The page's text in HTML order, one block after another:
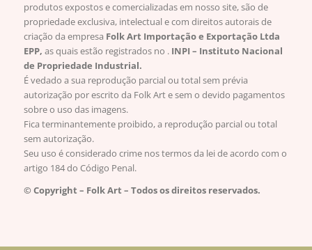
produtos expostos e comercializadas em nosso site, são de
propriedade exclusiva, intelectual e com direitos autorais de
criação da empresa Folk Art Importação e Exportação Ltda
EPP, as quais estão registrados no . INPI – Instituto Nacional
de Propriedade Industrial.
É vedado a sua reprodução parcial ou total sem prévia
autorização por escrito da Folk Art e sem o devido pagamentos
sobre o uso das imagens.
Fica terminantemente proibido, a reprodução parcial ou total
sem autorização.
Seu uso é considerado crime nos termos da lei de acordo com o
artigo 184 do Código Penal.
© Copyright – Folk Art – Todos os direitos reservados.